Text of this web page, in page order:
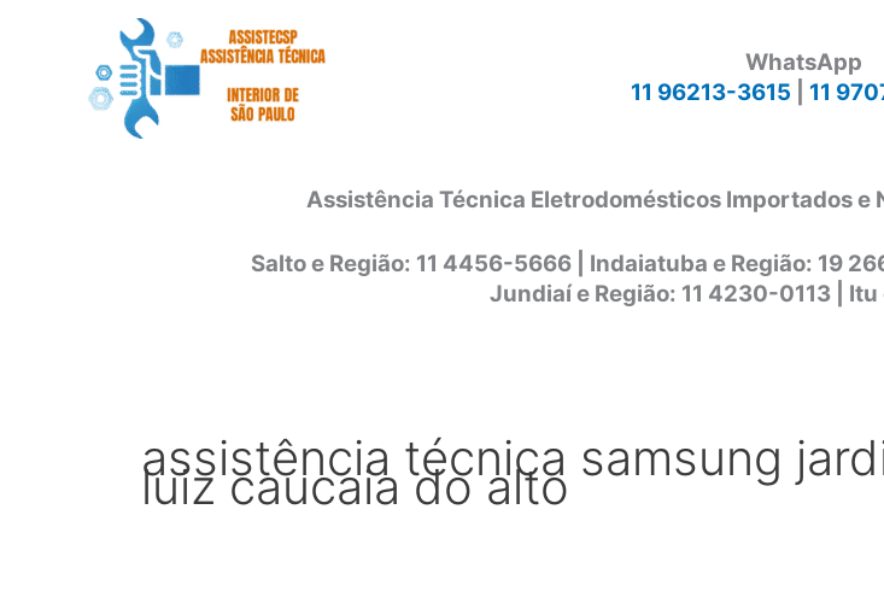
WhatsApp
11 96213-3615
11
Assistência Técnica Eletrodomésticos Importados e
Salto e Região: 11 4456-5666 | Indaiatuba e Região: 19
Jundiaí e Região: 11 4230-0113 | Itu
assistência técnica samsung
luiz caucaia do alto